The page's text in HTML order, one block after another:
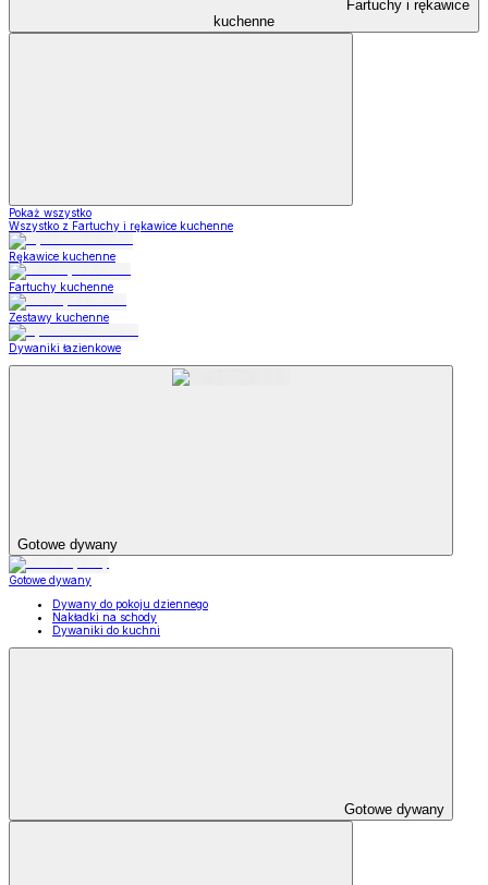
Fartuchy i rękawice
kuchenne
Pokaż wszystko
Wszystko z Fartuchy i rękawice kuchenne
Rękawice kuchenne
Fartuchy kuchenne
Zestawy kuchenne
Dywaniki łazienkowe
Gotowe dywany
Gotowe dywany
Dywany do pokoju dziennego
Nakładki na schody
Dywaniki do kuchni
Gotowe dywany